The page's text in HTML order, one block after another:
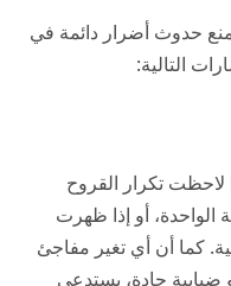
حدوث أضرار دائمة في
التالية:
تكرار القروح
أو إذا ظهرت
كما أن أي تغير مفاجئ
ضبابية حادة، يستدعي